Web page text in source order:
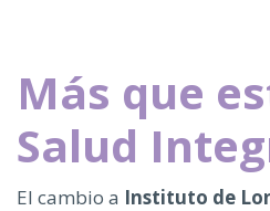
Más que
Salud
El cambio a Instituto de